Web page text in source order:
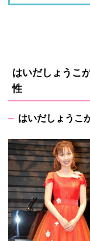
はいだしょうこ
性
はいだしょうこ